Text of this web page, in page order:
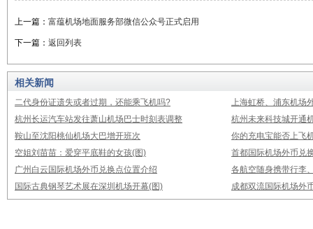
上一篇： 富蕴机场地面服务部微信公众号正式启用
下一篇： 返回列表
相关新闻
二代身份证遗失或者过期，还能乘飞机吗?
上海虹桥、浦东机场
杭州长运汽车站发往萧山机场巴士时刻表调整
杭州未来科技城开通
鞍山至沈阳桃仙机场大巴增开班次
你的充电宝能否上飞
空姐刘苗苗：爱穿平底鞋的女孩(图)
首都国际机场外币兑
广州白云国际机场外币兑换点位置介绍
各航空随身携带行李
国际古典钢琴艺术展在深圳机场开幕(图)
成都双流国际机场外